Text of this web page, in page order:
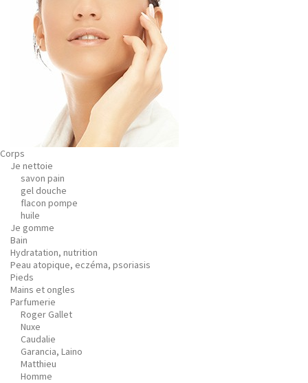
Corps
Je nettoie
savon pain
gel douche
flacon pompe
huile
Je gomme
Bain
Hydratation, nutrition
Peau atopique, eczéma, psoriasis
Pieds
Mains et ongles
Parfumerie
Roger Gallet
Nuxe
Caudalie
Garancia, Laino
Matthieu
Homme